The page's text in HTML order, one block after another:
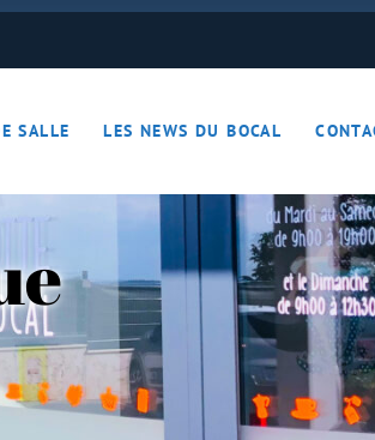
SALLE
!!
LES NEWS DU BOCAL